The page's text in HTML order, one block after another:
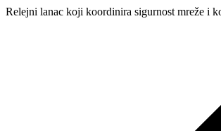
Relejni lanac koji koordinira sigurnost mreže i